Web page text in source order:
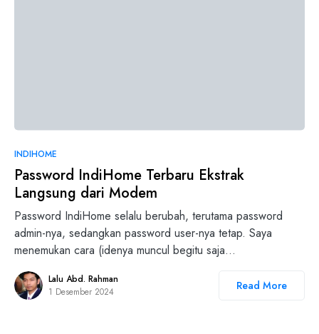
INDIHOME
Password IndiHome Terbaru Ekstrak
Langsung dari Modem
Password IndiHome selalu berubah, terutama password
admin-nya, sedangkan password user-nya tetap. Saya
menemukan cara (idenya muncul begitu saja…
Lalu Abd. Rahman
1 Desember 2024
Read More